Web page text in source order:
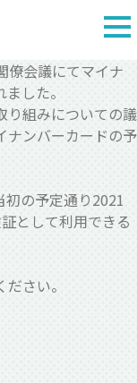
僚会議にてマイナ
した。
り組みについての議
ナンバーカードの予
の予定通り2021
として利用できる
さい。